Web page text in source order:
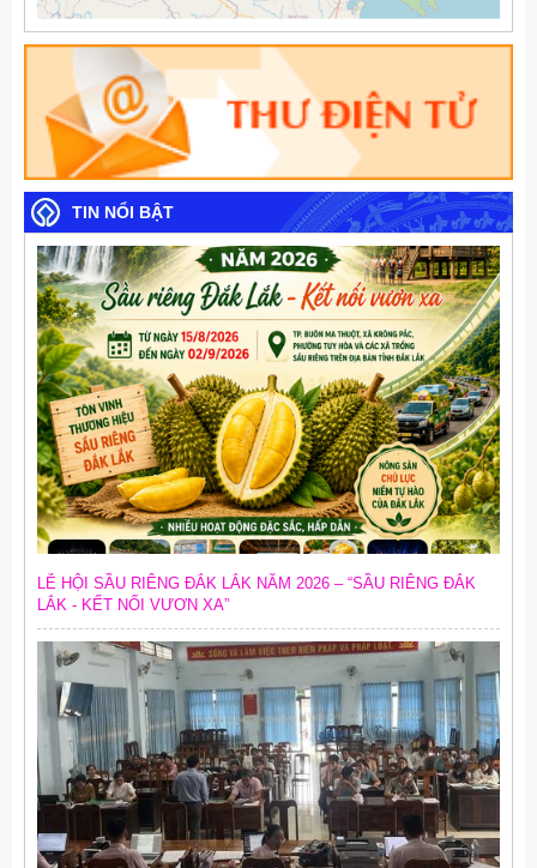
TIN NỔI BẬT
LỄ HỘI SẦU RIÊNG ĐẮK LẮK NĂM 2026 – “SẦU RIÊNG ĐẮK
LẮK - KẾT NỐI VƯƠN XA”